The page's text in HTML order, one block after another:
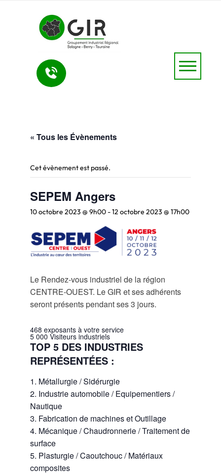
« Tous les Évènements
Cet évènement est passé.
SEPEM Angers
10 octobre 2023 @ 9h00-12 octobre 2023 @ 17h00
Le Rendez-vous industriel de la région
CENTRE-OUEST. Le GIR et ses adhérents
seront présents pendant ses 3 jours.
468 exposants à votre service
5 000 Visiteurs industriels
TOP 5 DES INDUSTRIES
REPRÉSENTÉES :
Métallurgie / Sidérurgie
Industrie automobile / Equipementiers /
Nautique
Fabrication de machines et Outillage
Mécanique / Chaudronnerie / Traitement de
surface
Plasturgie / Caoutchouc / Matériaux
composites